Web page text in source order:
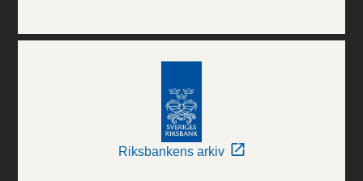
Riksbankens arkiv